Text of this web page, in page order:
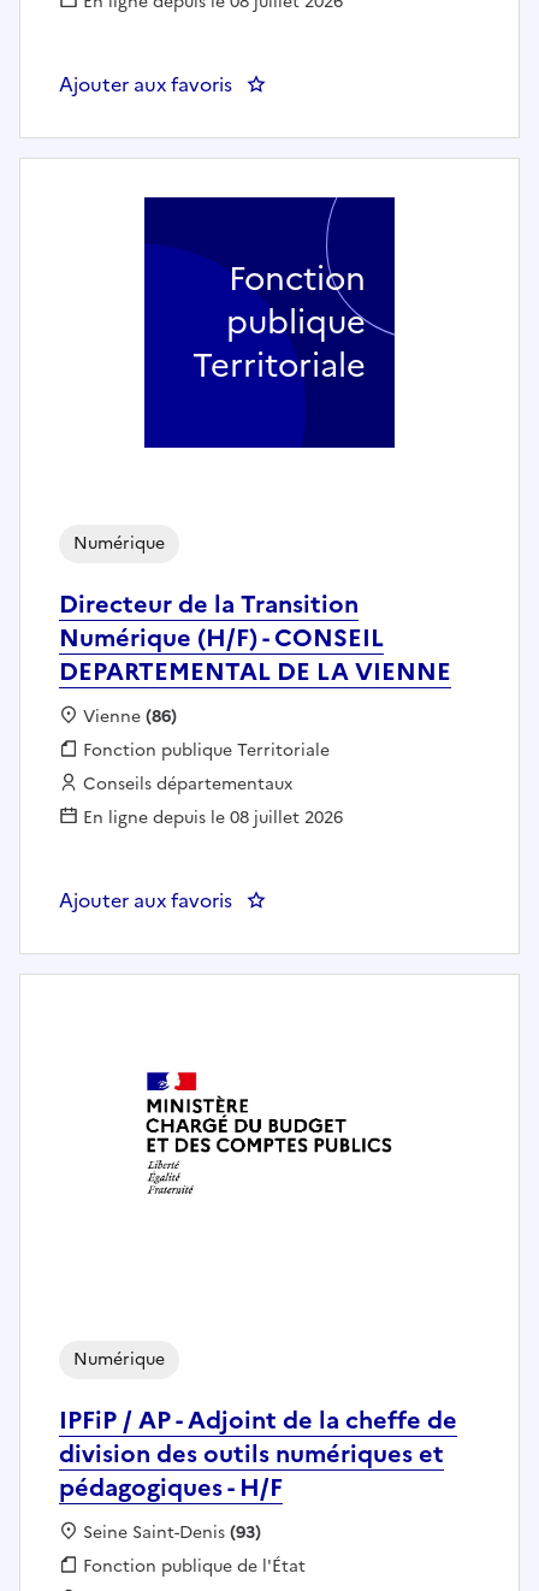
Ajouter aux favoris : Technicien adminisrateur
Directeur de la Transition
Numérique (H/F) - CONSEIL
DEPARTEMENTAL DE LA VIENNE
Numérique
Localisation :
Vienne(86)
Fonction publique :
Fonction publique Territoriale
Employeur :
Conseils départementaux
En ligne depuis le 08 juillet 2026
Ajouter aux favoris : Directeur de la Transition
Fonction
publique
Territoriale
IPFiP / AP - Adjoint de la cheffe de
division des outils numériques et
pédagogiques - H/F
Numérique
Localisation :
Seine Saint-Denis(93)
Fonction publique :
Fonction publique de l'État